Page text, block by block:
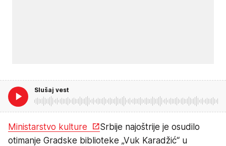
Slušaj vest
Ministarstvo kulture
Srbije najoštrije je osudilo
otimanje Gradske biblioteke „Vuk Karadžić“ u